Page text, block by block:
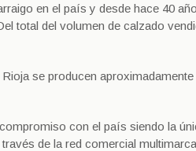
en el país y desde hace 40
total del volumen de calzado
se producen
con el país siendo la
de la red comercial